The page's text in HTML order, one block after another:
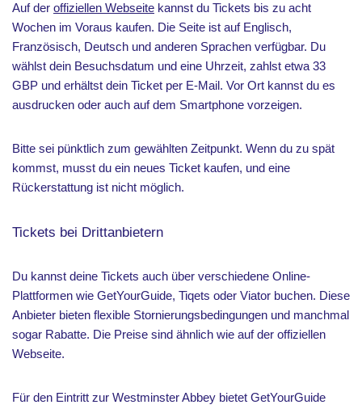
Auf der offiziellen Webseite kannst du Tickets bis zu acht
Wochen im Voraus kaufen. Die Seite ist auf Englisch,
Französisch, Deutsch und anderen Sprachen verfügbar. Du
wählst dein Besuchsdatum und eine Uhrzeit, zahlst etwa 33
GBP und erhältst dein Ticket per E-Mail. Vor Ort kannst du es
ausdrucken oder auch auf dem Smartphone vorzeigen.
Bitte sei pünktlich zum gewählten Zeitpunkt. Wenn du zu spät
kommst, musst du ein neues Ticket kaufen, und eine
Rückerstattung ist nicht möglich.
Tickets bei Drittanbietern
Du kannst deine Tickets auch über verschiedene Online-
Plattformen wie GetYourGuide, Tiqets oder Viator buchen. Diese
Anbieter bieten flexible Stornierungsbedingungen und manchmal
sogar Rabatte. Die Preise sind ähnlich wie auf der offiziellen
Webseite.
Für den Eintritt zur Westminster Abbey bietet GetYourGuide